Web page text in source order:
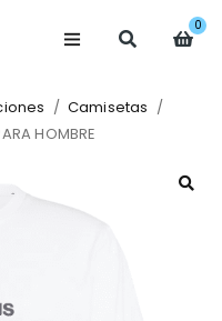
0
/ Camisetas /
HOMBRE